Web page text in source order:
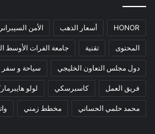
HONOR أسعار الذهب الأمن
المحتوى تقنية جامعة الفرات الأوسط
دول مجلس التعاون الخليجي سياحة و سفر
فريق العمل كاسبرسكي لولو
محمد حلمي الحساني مخطط زمني